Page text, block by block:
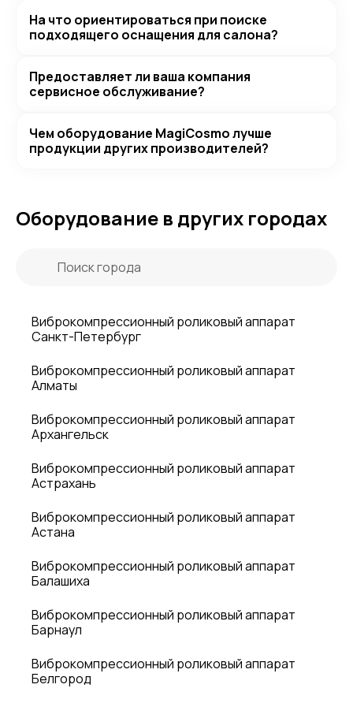
На что ориентироваться при поиске
подходящего оснащения для салона?
Предоставляет ли ваша компания
сервисное обслуживание?
Чем оборудование MagiCosmo лучше
продукции других производителей?
Оборудование в других городах
Виброкомпрессионный роликовый аппарат
Санкт-Петербург
Виброкомпрессионный роликовый аппарат
Алматы
Виброкомпрессионный роликовый аппарат
Архангельск
Виброкомпрессионный роликовый аппарат
Астрахань
Виброкомпрессионный роликовый аппарат
Астана
Виброкомпрессионный роликовый аппарат
Балашиха
Виброкомпрессионный роликовый аппарат
Барнаул
Виброкомпрессионный роликовый аппарат
Белгород